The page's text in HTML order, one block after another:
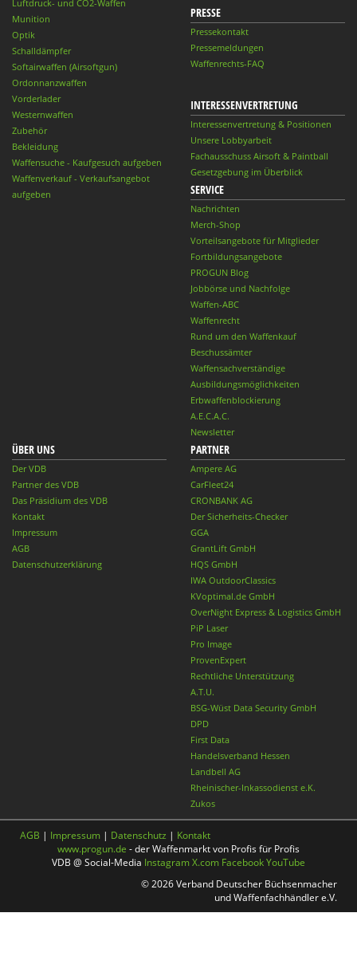
Luftdruck- und CO2-Waffen
Munition
Optik
Schalldämpfer
Softairwaffen (Airsoftgun)
Ordonnanzwaffen
Vorderlader
Westernwaffen
Zubehör
Bekleidung
Waffensuche - Kaufgesuch aufgeben
Waffenverkauf - Verkaufsangebot
aufgeben
PRESSE
Pressekontakt
Pressemeldungen
Waffenrechts-FAQ
INTERESSENVERTRETUNG
Interessenvertretung & Positionen
Unsere Lobbyarbeit
Fachausschuss Airsoft & Paintball
Gesetzgebung im Überblick
SERVICE
Nachrichten
Merch-Shop
Vorteilsangebote für Mitglieder
Fortbildungsangebote
PROGUN Blog
Jobbörse und Nachfolge
Waffen-ABC
Waffenrecht
Rund um den Waffenkauf
Beschussämter
Waffensachverständige
Ausbildungsmöglichkeiten
Erbwaffenblockierung
A.E.C.A.C.
Newsletter
ÜBER UNS
Der VDB
Partner des VDB
Das Präsidium des VDB
Kontakt
Impressum
AGB
Datenschutzerklärung
PARTNER
Ampere AG
CarFleet24
CRONBANK AG
Der Sicherheits-Checker
GGA
GrantLift GmbH
HQS GmbH
IWA OutdoorClassics
KVoptimal.de GmbH
OverNight Express & Logistics GmbH
PiP Laser
Pro Image
ProvenExpert
Rechtliche Unterstützung
A.T.U.
BSG-Wüst Data Security GmbH
DPD
First Data
Handelsverband Hessen
Landbell AG
Rheinischer-Inkassodienst e.K.
Zukos
AGB | Impressum | Datenschutz | Kontakt
www.progun.de - der Waffenmarkt von Profis für Profis
VDB @ Social-Media InstagramX.com FacebookYouTube
© 2026 Verband Deutscher Büchsenmacher
und Waffenfachhändler e.V.